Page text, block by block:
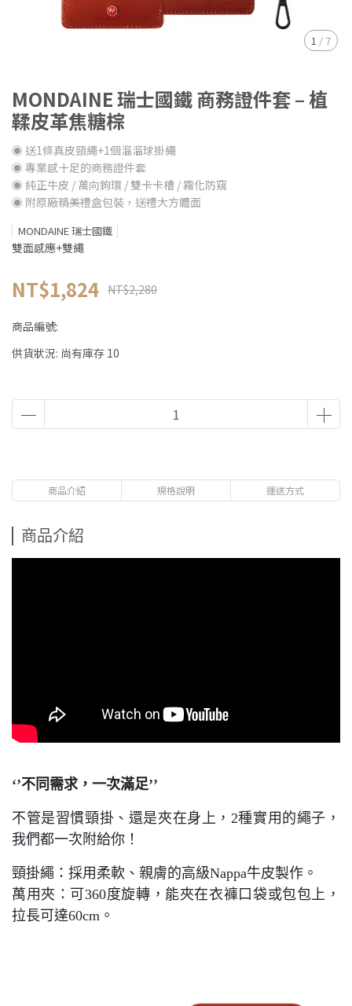
1 / 7
MONDAINE 瑞士國鐵 商務證件套 – 植
鞣皮革焦糖棕
◉ 送1條真皮頸繩+1個溜溜球掛繩
◉ 專業感十足的商務證件套
◉ 純正牛皮 / 萬向鉤環 / 雙卡卡槽 / 霧化防窺
◉ 附原廠精美禮盒包裝，送禮大方體面
MONDAINE 瑞士國鐵
雙面感應+雙繩
NT$1,824 NT$2,280
商品編號:
供貨狀況: 尚有庫存 10
商品介紹 規格說明 運送方式
商品介紹
‘’不同需求，一次滿足’’
不管是習慣頸掛、還是夾在身上， 2種實用的繩子，
我們都一次附給你！
頸掛繩：採用柔軟、親膚的高級Nappa牛皮製作。
萬用夾：可360度旋轉，能夾在衣褲口袋或包包上，
拉長可達60cm 。